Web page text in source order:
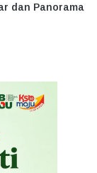
dan Panorama